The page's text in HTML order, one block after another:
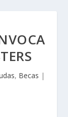
, Becas |